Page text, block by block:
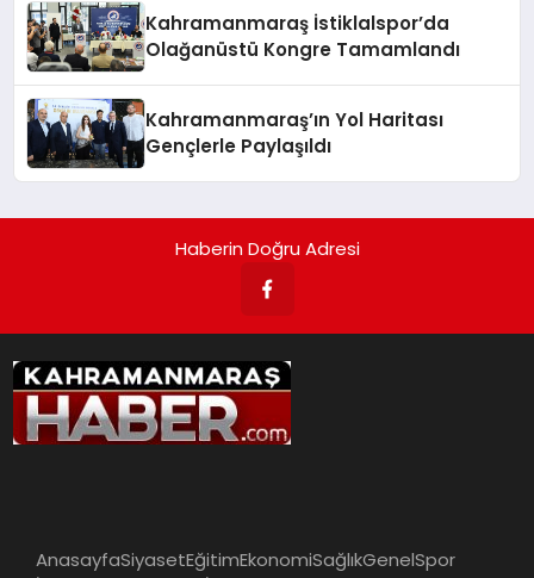
Kahramanmaraş İstiklalspor’da
Olağanüstü Kongre Tamamlandı
Kahramanmaraş’ın Yol Haritası
Gençlerle Paylaşıldı
Haberin Doğru Adresi
AnasayfaSiyasetEğitimEkonomiSağlıkGenelSpor